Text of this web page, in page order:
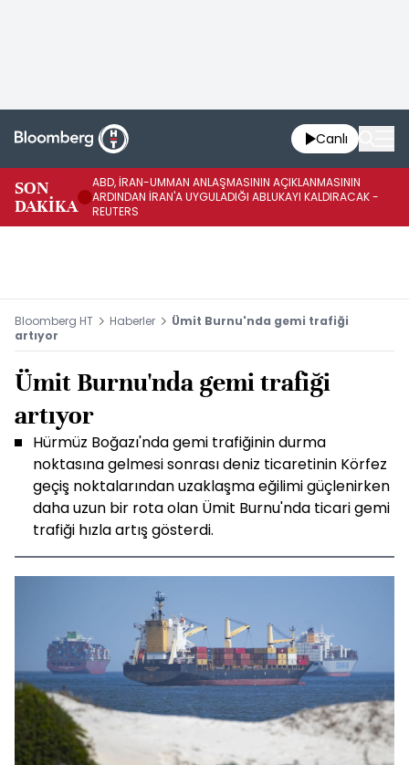
Canlı
SON
DAKİKA
ABD, İRAN-UMMAN ANLAŞMASININ AÇIKLANMASININ
ARDINDAN İRAN'A UYGULADIĞI ABLUKAYI KALDIRACAK -
REUTERS
Bloomberg HT Haberler
Ümit Burnu'nda gemi trafiği
artıyor
Ümit Burnu'nda gemi trafiği
artıyor
Hürmüz Boğazı'nda gemi trafiğinin durma
noktasına gelmesi sonrası deniz ticaretinin Körfez
geçiş noktalarından uzaklaşma eğilimi güçlenirken
daha uzun bir rota olan Ümit Burnu'nda ticari gemi
trafiği hızla artış gösterdi.